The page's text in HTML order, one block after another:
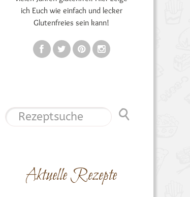
ich Euch wie einfach und lecker
Glutenfreies sein kann!
Aktuelle Rezepte